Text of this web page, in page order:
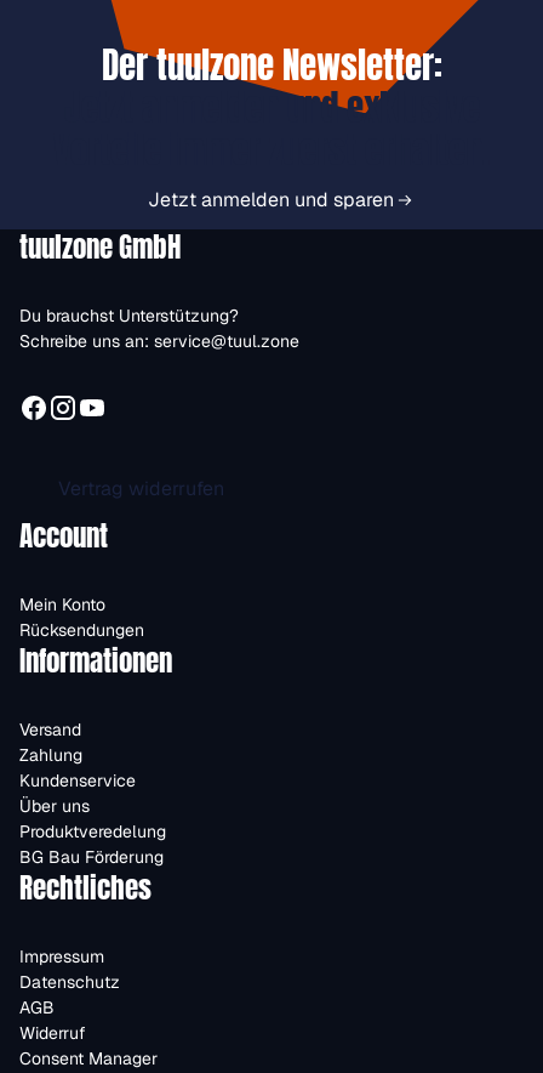
Der tuulzone Newsletter:
Jetzt anmelden und exklusive
Jetzt anmelden und sparen
tuulzone GmbH
Du brauchst Unterstützung?
Schreibe uns an: service@tuul.zone
Vertrag widerrufen
Account
Mein Konto
Rücksendungen
Informationen
Versand
Zahlung
Kundenservice
Über uns
Produktveredelung
BG Bau Förderung
Rechtliches
Impressum
Datenschutz
AGB
Widerruf
Consent Manager